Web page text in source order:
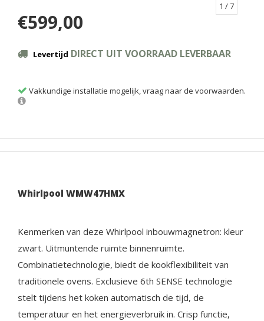
1 / 7
€599,00
Levertijd DIRECT UIT VOORRAAD LEVERBAAR
Vakkundige installatie mogelijk, vraag naar de voorwaarden.
Whirlpool WMW47HMX
Kenmerken van deze Whirlpool inbouwmagnetron: kleur
zwart. Uitmuntende ruimte binnenruimte.
Combinatietechnologie, biedt de kookflexibiliteit van
traditionele ovens. Exclusieve 6th SENSE technologie
stelt tijdens het koken automatisch de tijd, de
temperatuur en het energieverbruik in. Crisp functie,